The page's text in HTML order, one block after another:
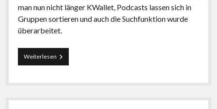
man nun nicht länger KWallet, Podcasts lassen sich in
Gruppen sortieren und auch die Suchfunktion wurde
überarbeitet.
WeiterlesenAmarok
2.3.2